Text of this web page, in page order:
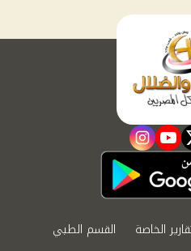
youtube
instagram
الخاصة
القسم الطبي